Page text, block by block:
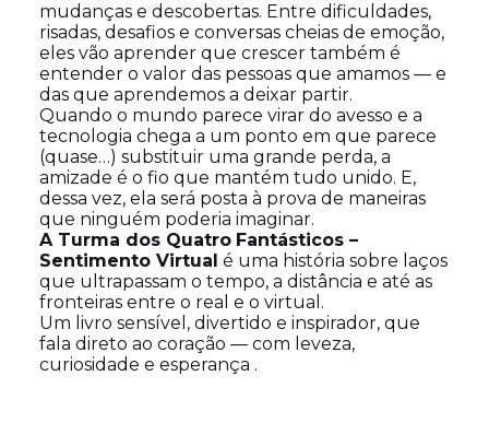
mudanças e descobertas. Entre dificuldades,
risadas, desafios e conversas cheias de emoção,
eles vão aprender que crescer também é
entender o valor das pessoas que amamos — e
das que aprendemos a deixar partir.
Quando o mundo parece virar do avesso e a
tecnologia chega a um ponto em que parece
(quase…) substituir uma grande perda, a
amizade é o fio que mantém tudo unido. E,
dessa vez, ela será posta à prova de maneiras
que ninguém poderia imaginar.
A Turma dos Quatro Fantásticos –
Sentimento Virtual é uma história sobre laços
que ultrapassam o tempo, a distância e até as
fronteiras entre o real e o virtual.
Um livro sensível, divertido e inspirador, que
fala direto ao coração — com leveza,
curiosidade e esperança .